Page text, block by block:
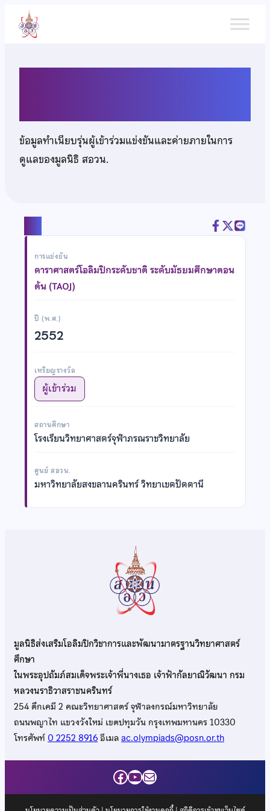
เนื้อหา
ข้อมูลทำเนียบรุ่นผู้เข้าร่วมแข่งขันและค่ายภายในการ
ดูแลของมูลนิธิ สอวน.
การแข่งขัน
ดาราศาสตร์โอลิมปิกระดับชาติ ระดับมัธยมศึกษาตอน
ต้น (TAOJ)
ปี (พ.ศ.)
2552
เหรียญรางวัล
ผู้เข้าร่วม
สถานศึกษา
โรงเรียนวิทยาศาสตร์จุฬาภรณราชวิทยาลัย
ศูนย์ สอวน.
มหาวิทยาลัยสงขลานครินทร์ วิทยาเขตปัตตานี
มูลนิธิส่งเสริมโอลิมปิกวิชาการและพัฒนามาตรฐานวิทยาศาสตร์
ศึกษา
ในพระอุปถัมภ์สมเด็จพระเจ้าพี่นางเธอ เจ้าฟ้ากัลยาณิวัฒนา กรม
หลวงนราธิวาสราชนครินทร์
254 ตึกเคมี 2 คณะวิทยาศาสตร์ จุฬาลงกรณ์มหาวิทยาลัย
ถนนพญาไท แขวงวังใหม่ เขตปทุมวัน กรุงเทพมหานคร 10330
โทรศัพท์0 2252 8916อีเมลac.olympiads@posn.or.th
Facebook
YouTube
Mail